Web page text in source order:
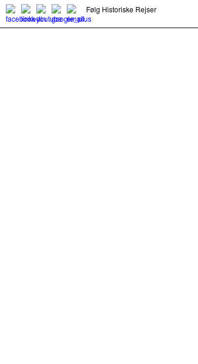
Følg Historiske Rejser